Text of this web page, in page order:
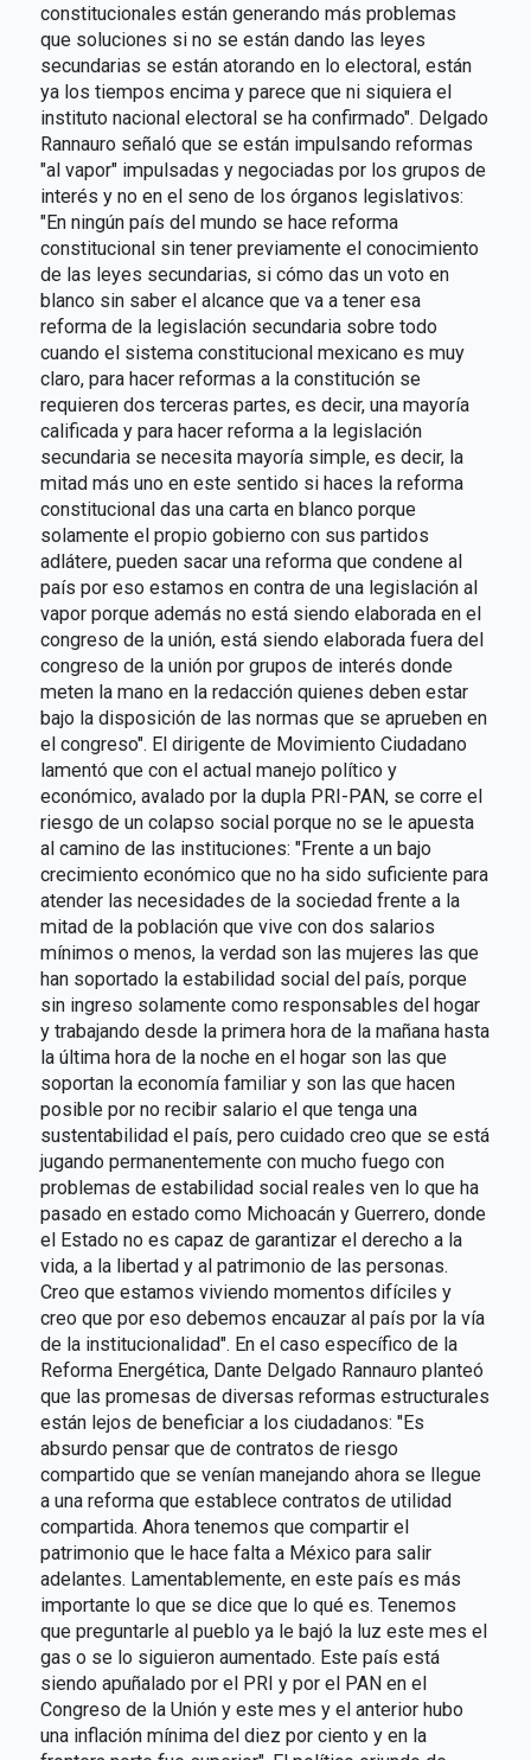
constitucionales están generando más problemas
que soluciones si no se están dando las leyes
secundarias se están atorando en lo electoral, están
ya los tiempos encima y parece que ni siquiera el
instituto nacional electoral se ha confirmado". Delgado
Rannauro señaló que se están impulsando reformas
"al vapor" impulsadas y negociadas por los grupos de
interés y no en el seno de los órganos legislativos:
"En ningún país del mundo se hace reforma
constitucional sin tener previamente el conocimiento
de las leyes secundarias, si cómo das un voto en
blanco sin saber el alcance que va a tener esa
reforma de la legislación secundaria sobre todo
cuando el sistema constitucional mexicano es muy
claro, para hacer reformas a la constitución se
requieren dos terceras partes, es decir, una mayoría
calificada y para hacer reforma a la legislación
secundaria se necesita mayoría simple, es decir, la
mitad más uno en este sentido si haces la reforma
constitucional das una carta en blanco porque
solamente el propio gobierno con sus partidos
adlátere, pueden sacar una reforma que condene al
país por eso estamos en contra de una legislación al
vapor porque además no está siendo elaborada en el
congreso de la unión, está siendo elaborada fuera del
congreso de la unión por grupos de interés donde
meten la mano en la redacción quienes deben estar
bajo la disposición de las normas que se aprueben en
el congreso". El dirigente de Movimiento Ciudadano
lamentó que con el actual manejo político y
económico, avalado por la dupla PRI-PAN, se corre el
riesgo de un colapso social porque no se le apuesta
al camino de las instituciones: "Frente a un bajo
crecimiento económico que no ha sido suficiente para
atender las necesidades de la sociedad frente a la
mitad de la población que vive con dos salarios
mínimos o menos, la verdad son las mujeres las que
han soportado la estabilidad social del país, porque
sin ingreso solamente como responsables del hogar
y trabajando desde la primera hora de la mañana hasta
la última hora de la noche en el hogar son las que
soportan la economía familiar y son las que hacen
posible por no recibir salario el que tenga una
sustentabilidad el país, pero cuidado creo que se está
jugando permanentemente con mucho fuego con
problemas de estabilidad social reales ven lo que ha
pasado en estado como Michoacán y Guerrero, donde
el Estado no es capaz de garantizar el derecho a la
vida, a la libertad y al patrimonio de las personas.
Creo que estamos viviendo momentos difíciles y
creo que por eso debemos encauzar al país por la vía
de la institucionalidad". En el caso específico de la
Reforma Energética, Dante Delgado Rannauro planteó
que las promesas de diversas reformas estructurales
están lejos de beneficiar a los ciudadanos: "Es
absurdo pensar que de contratos de riesgo
compartido que se venían manejando ahora se llegue
a una reforma que establece contratos de utilidad
compartida. Ahora tenemos que compartir el
patrimonio que le hace falta a México para salir
adelantes. Lamentablemente, en este país es más
importante lo que se dice que lo qué es. Tenemos
que preguntarle al pueblo ya le bajó la luz este mes el
gas o se lo siguieron aumentado. Este país está
siendo apuñalado por el PRI y por el PAN en el
Congreso de la Unión y este mes y el anterior hubo
una inflación mínima del diez por ciento y en la